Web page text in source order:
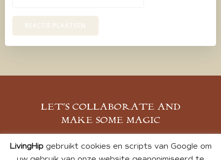
LET’S COLLABORATE AND
MAKE SOME MAGIC
MELD JE AAN
LivingHipgebruikt cookies en scripts van Google om